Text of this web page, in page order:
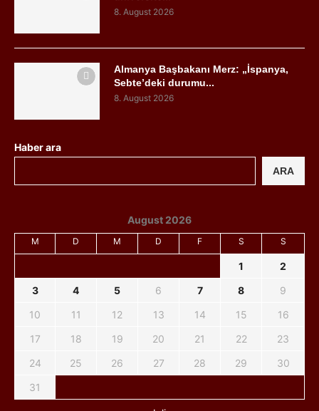
8. August 2026
Almanya Başbakanı Merz: „İspanya,
Sebte’deki durumu...
8. August 2026
Haber ara
ARA
August 2026
M D M D F S S
1
2
3
4 5 6 7 8
9
10
11 12 13 14 15
16
17
18 19 20 21 22
23
24
25 26 27 28 29
30
31